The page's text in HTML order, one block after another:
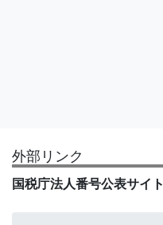
外部リンク
国税庁法人番号公表サイト